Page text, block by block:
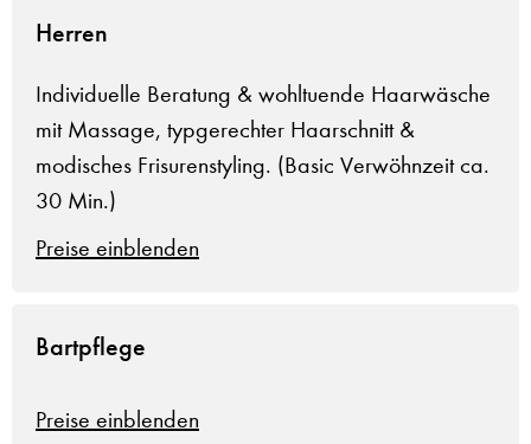
Herren
Individuelle Beratung & wohltuende Haarwäsche
mit Massage, typgerechter Haarschnitt &
modisches Frisurenstyling. (Basic Verwöhnzeit ca.
30 Min.)
Preise einblenden
Bartpflege
Preise einblenden